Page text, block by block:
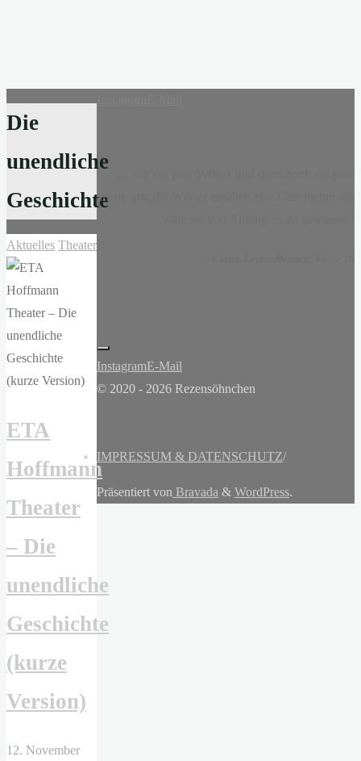
Die
unendliche
Geschichte
Aktuelles Theater
ETA
Hoffmann
Theater
– Die
unendliche
Geschichte
(kurze
Version)
12. November
mehr, und die Wörter ergaben eine Geschichte, als
InstagramE-Mail
© 2020 - 2026 Rezensöhnchen
IMPRESSUM & DATENSCHUTZ/
Präsentiert von Bravada & WordPress.